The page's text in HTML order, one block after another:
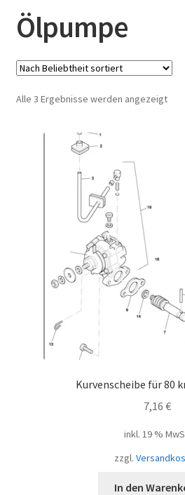
Ölpumpe
Alle 3 Ergebnisse werden angezeigtNach
Kurvenscheibe für 80
7,16 €
inkl. 19 %
zzgl.
In den